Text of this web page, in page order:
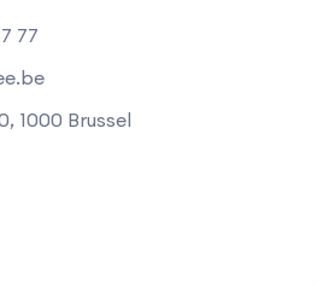
77
1000 Brussel